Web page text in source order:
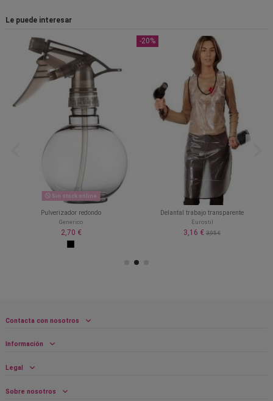
Le puede interesar
Sin stock online
Pulverizador redondo
Generico
2,70 €
-20%
Delantal trabajo transparente
Eurostil
3,16 € 3,95 €
Contacta con nosotros
Información
Legal
Sobre nosotros